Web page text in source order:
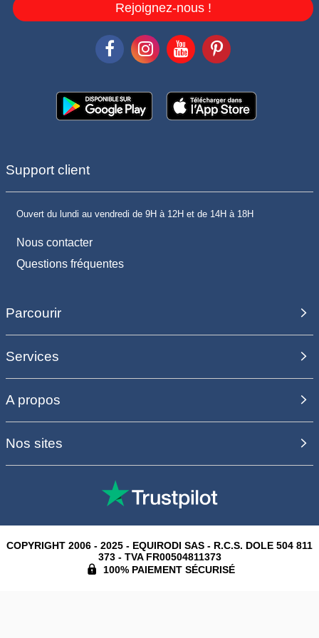
Rejoignez-nous !
Support client
Ouvert du lundi au vendredi de 9H à 12H et de 14H à 18H
Nous contacter
Questions fréquentes
Parcourir
Services
A propos
Nos sites
COPYRIGHT 2006 - 2025 - EQUIRODI SAS - R.C.S. DOLE 504 811
373 - TVA FR00504811373
100% PAIEMENT SÉCURISÉ